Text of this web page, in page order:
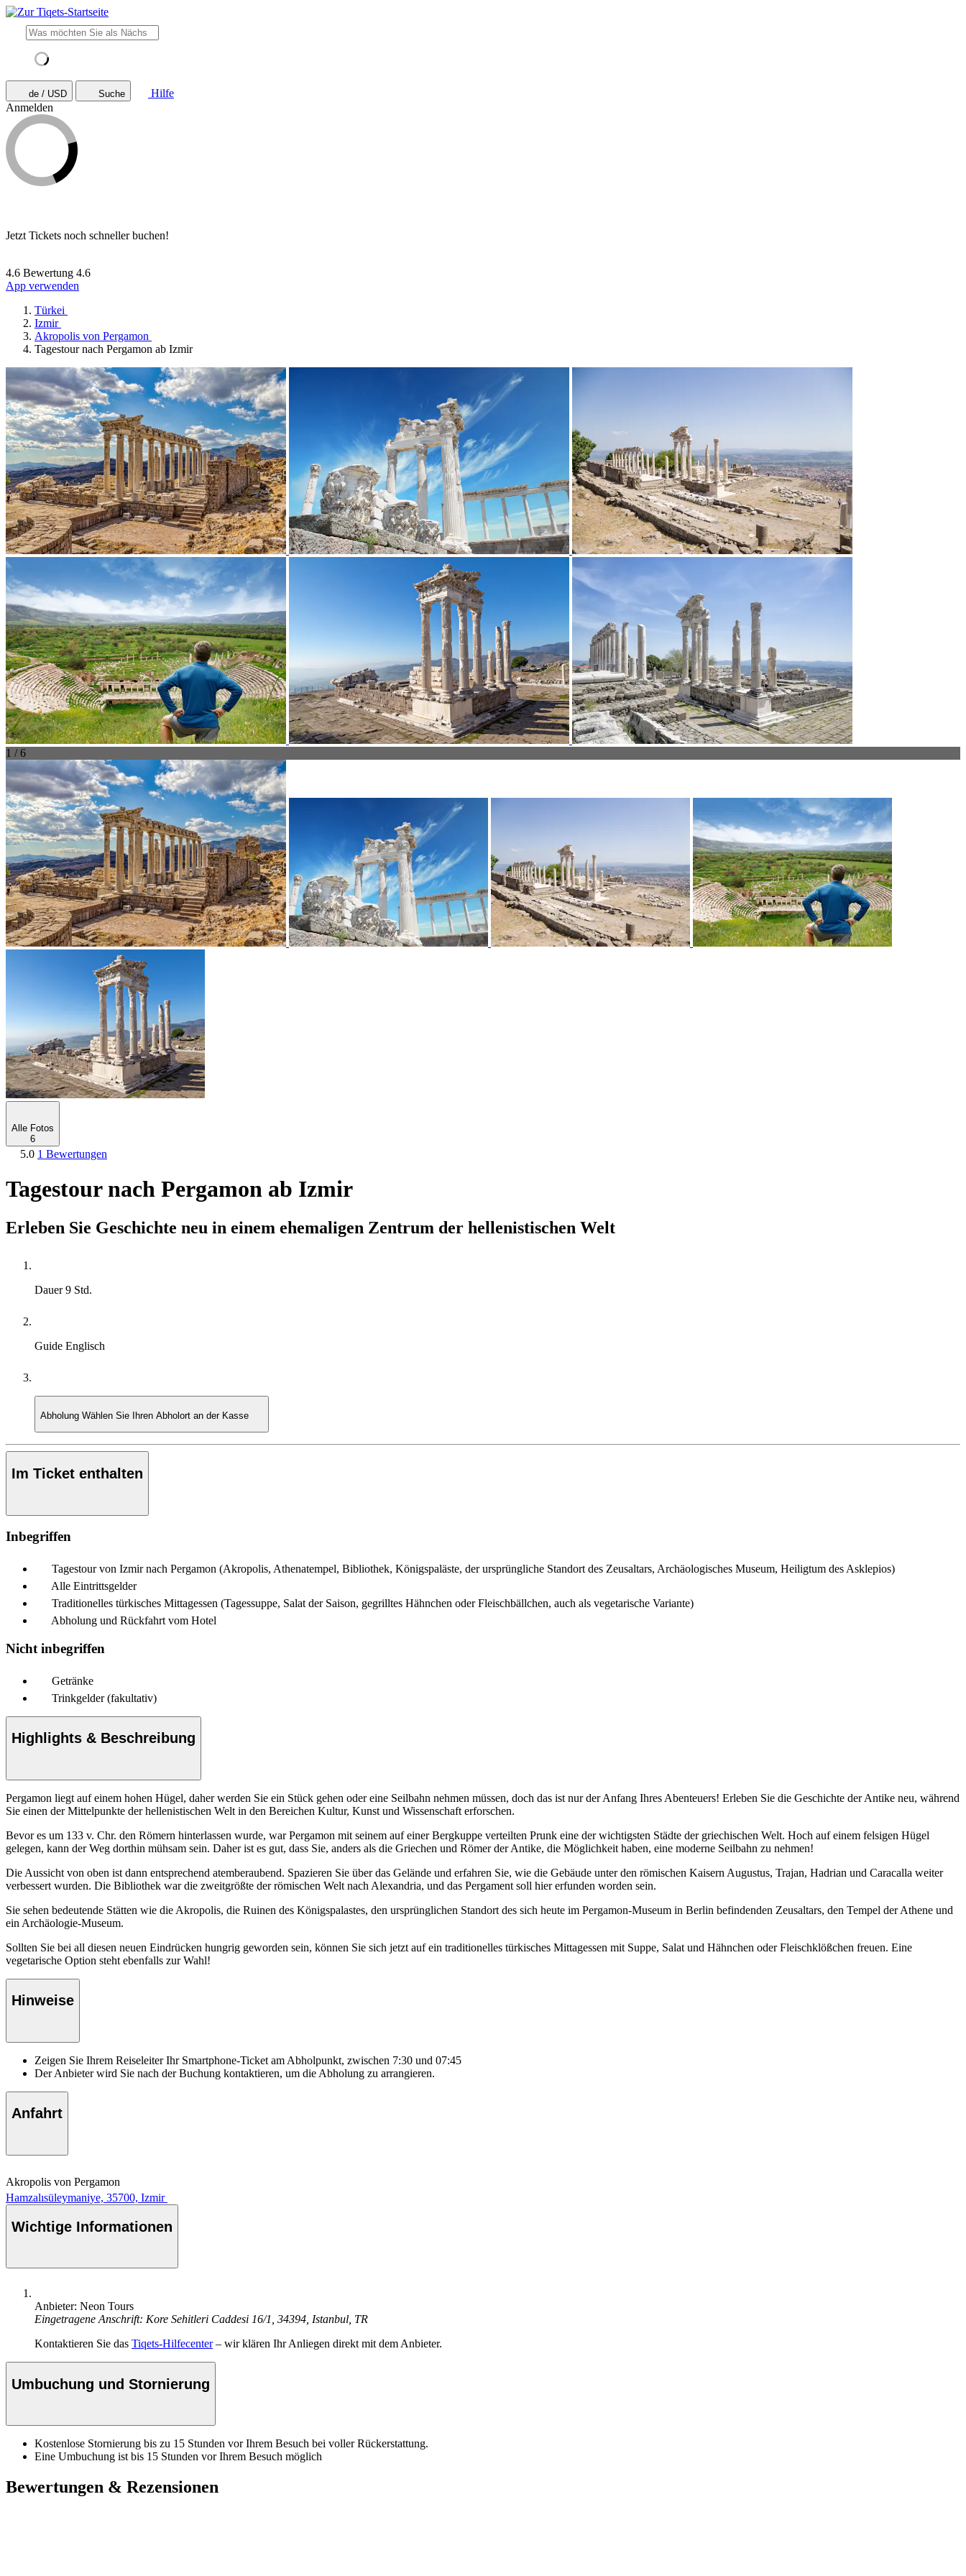
de / USD Suche
Hilfe
Anmelden
Jetzt Tickets noch schneller buchen!
4.6 Bewertung 4.6
App verwenden
Türkei
Izmir
Akropolis von Pergamon
Tagestour nach Pergamon ab Izmir
1 / 6
Alle Fotos
6
5.0 1 Bewertungen
Tagestour nach Pergamon ab Izmir
Erleben Sie Geschichte neu in einem ehemaligen Zentrum der hellenistischen Welt
Dauer9 Std.
Guide Englisch
Abholung Wählen Sie Ihren Abholort an der Kasse
Im Ticket enthalten
Inbegriffen
Tagestour von Izmir nach Pergamon (Akropolis, Athenatempel, Bibliothek, Königspaläste, der ursprüngliche Standort des Zeusaltars, Archäologisches Museum, Heiligtum des Asklepios)
Alle Eintrittsgelder
Traditionelles türkisches Mittagessen (Tagessuppe, Salat der Saison, gegrilltes Hähnchen oder Fleischbällchen, auch als vegetarische Variante)
Abholung und Rückfahrt vom Hotel
Nicht inbegriffen
Getränke
Trinkgelder (fakultativ)
Highlights & Beschreibung
Pergamon liegt auf einem hohen Hügel, daher werden Sie ein Stück gehen oder eine Seilbahn nehmen müssen, doch das ist nur der Anfang Ihres Abenteuers! Erleben Sie die Geschichte der Antike neu, während
Sie einen der Mittelpunkte der hellenistischen Welt in den Bereichen Kultur, Kunst und Wissenschaft erforschen.
Bevor es um 133 v. Chr. den Römern hinterlassen wurde, war Pergamon mit seinem auf einer Bergkuppe verteilten Prunk eine der wichtigsten Städte der griechischen Welt. Hoch auf einem felsigen Hügel
gelegen, kann der Weg dorthin mühsam sein. Daher ist es gut, dass Sie, anders als die Griechen und Römer der Antike, die Möglichkeit haben, eine moderne Seilbahn zu nehmen!
Die Aussicht von oben ist dann entsprechend atemberaubend. Spazieren Sie über das Gelände und erfahren Sie, wie die Gebäude unter den römischen Kaisern Augustus, Trajan, Hadrian und Caracalla weiter
verbessert wurden. Die Bibliothek war die zweitgrößte der römischen Welt nach Alexandria, und das Pergament soll hier erfunden worden sein.
Sie sehen bedeutende Stätten wie die Akropolis, die Ruinen des Königspalastes, den ursprünglichen Standort des sich heute im Pergamon-Museum in Berlin befindenden Zeusaltars, den Tempel der Athene und
ein Archäologie-Museum.
Sollten Sie bei all diesen neuen Eindrücken hungrig geworden sein, können Sie sich jetzt auf ein traditionelles türkisches Mittagessen mit Suppe, Salat und Hähnchen oder Fleischklößchen freuen. Eine
vegetarische Option steht ebenfalls zur Wahl!
Hinweise
Zeigen Sie Ihrem Reiseleiter Ihr Smartphone-Ticket am Abholpunkt, zwischen 7:30 und 07:45
Der Anbieter wird Sie nach der Buchung kontaktieren, um die Abholung zu arrangieren.
Anfahrt
Akropolis von Pergamon
Hamzalısüleymaniye, 35700, Izmir
Wichtige Informationen
Anbieter: Neon Tours
Eingetragene Anschrift: Kore Sehitleri Caddesi 16/1, 34394, Istanbul, TR
Kontaktieren Sie das Tiqets-Hilfecenter– wir klären Ihr Anliegen direkt mit dem Anbieter.
Umbuchung und Stornierung
Kostenlose Stornierung bis zu 15 Stunden vor Ihrem Besuch bei voller Rückerstattung.
Eine Umbuchung ist bis 15 Stunden vor Ihrem Besuch möglich
Bewertungen & Rezensionen